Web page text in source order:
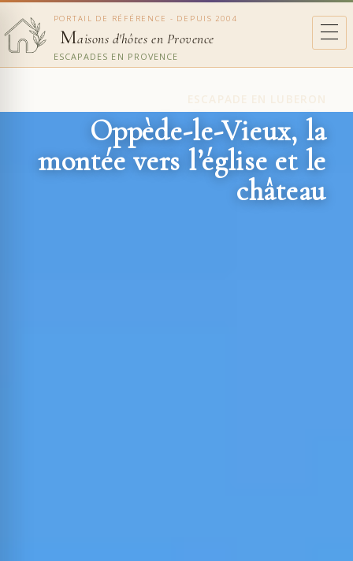
PORTAIL DE RÉFÉRENCE - DEPUIS 2004
Maisons d'hôtes en Provence
ESCAPADES EN PROVENCE
Oppède-le-Vieux, la
montée vers l’église et le
château